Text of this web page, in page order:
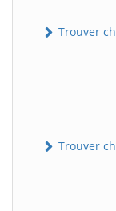
Trouver
Trouver